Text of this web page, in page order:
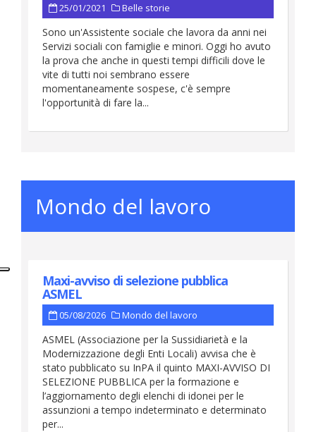
25/01/2021 Belle storie
Sono un'Assistente sociale che lavora da anni nei
Servizi sociali con famiglie e minori. Oggi ho avuto
la prova che anche in questi tempi difficili dove le
vite di tutti noi sembrano essere
momentaneamente sospese, c'è sempre
l'opportunità di fare la...
Mondo del lavoro
Maxi-avviso di selezione pubblica
ASMEL
05/08/2026 Mondo del lavoro
ASMEL (Associazione per la Sussidiarietà e la
Modernizzazione degli Enti Locali) avvisa che è
stato pubblicato su InPA il quinto MAXI-AVVISO DI
SELEZIONE PUBBLICA per la formazione e
l’aggiornamento degli elenchi di idonei per le
assunzioni a tempo indeterminato e determinato
per...